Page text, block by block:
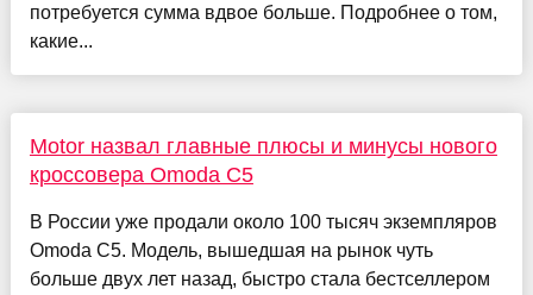
потребуется сумма вдвое больше. Подробнее о том,
какие...
Motor назвал главные плюсы и минусы нового
кроссовера Omoda C5
В России уже продали около 100 тысяч экземпляров
Omoda C5. Модель, вышедшая на рынок чуть
больше двух лет назад, быстро стала бестселлером